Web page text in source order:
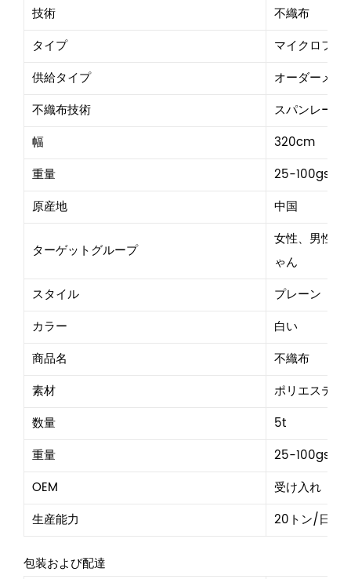
技術
不織布
タイプ
マイクロファ
供給タイプ
オーダーメイ
不織布技術
スパンレース
幅
320cm
重量
25-100gsm
原産地
中国
ターゲットグループ
女性、男性、
ゃん
スタイル
プレーン
カラー
白い
商品名
不織布
素材
ポリエステル
数量
5t
重量
25-100gsm
OEM
受け入れ
生産能力
20トン/日
包装および配達